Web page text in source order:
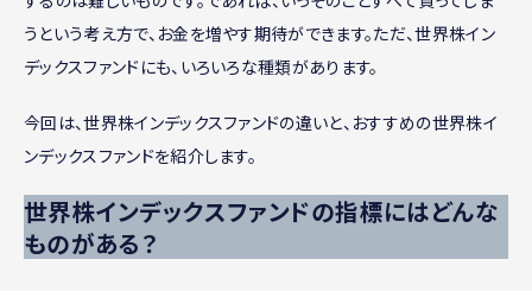
うという考え方で、お金を増やす期待ができます。ただ、世界株イン
デックスファンドにも、いろいろな種類があります。
今回は、世界株インデックスファンドの違いと、おすすめの世界株イ
ンデックスファンドを紹介します。
世界株インデックスファンドの指標にはどんな
ものがある？